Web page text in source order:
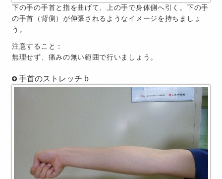
下の手の手首と指を曲げて、上の手で身体側へ引く。下の手
の手首（背側）が伸張されるようなイメージを持ちましょ
う。
注意すること：
無理せず、痛みの無い範囲で行いましょう。
手首のストレッチ b